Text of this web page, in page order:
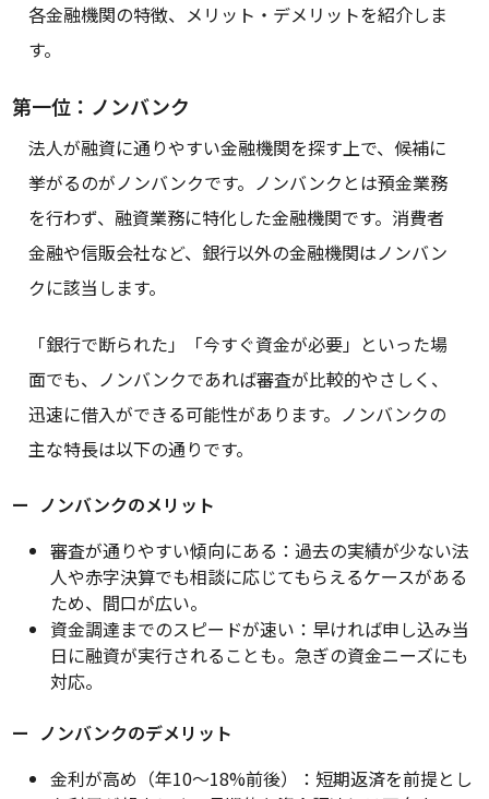
各金融機関の特徴、メリット・デメリットを紹介しま
す。
第一位：ノンバンク
法人が融資に通りやすい金融機関を探す上で、候補に
挙がるのがノンバンクです。ノンバンクとは預金業務
を行わず、融資業務に特化した金融機関です。消費者
金融や信販会社など、銀行以外の金融機関はノンバン
クに該当します。
「銀行で断られた」「今すぐ資金が必要」といった場
面でも、ノンバンクであれば審査が比較的やさしく、
迅速に借入ができる可能性があります。ノンバンクの
主な特長は以下の通りです。
ノンバンクのメリット
審査が通りやすい傾向にある：過去の実績が少ない法
人や赤字決算でも相談に応じてもらえるケースがある
ため、間口が広い。
資金調達までのスピードが速い：早ければ申し込み当
日に融資が実行されることも。急ぎの資金ニーズにも
対応。
ノンバンクのデメリット
金利が高め（年10〜18%前後）：短期返済を前提とし